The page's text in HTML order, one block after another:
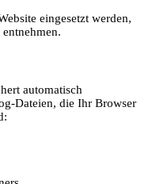
eingesetzt werden,
automatisch
Dateien, die Ihr Browser